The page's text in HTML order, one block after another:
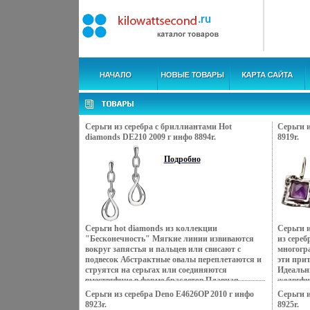
Серьги из серебра с бриллиантами Hot
diamonds DE210 2009 г инфо 8894r.
Подробно
Серьги hot diamonds из коллекции
"Бесконечность" Мягкие линии извиваются
вокруг запястья и пальцев или свисают с
подвесок Абстрактные овалы переплетаются и
струятся на серьгах или соединяются
вмествгфчце в форме браслетов Плавная,
струящаяся и изящная – притягательность
бесконечности вечна В дополнение –
Серьги из серебра Deno E4626OP 2010 г инфо
8923r.
Серьги
8919r.
Серьги
из
эти
Серьги
8925r.